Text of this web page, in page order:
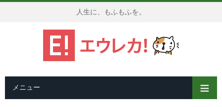
人生に、もふもふを。
メニュー